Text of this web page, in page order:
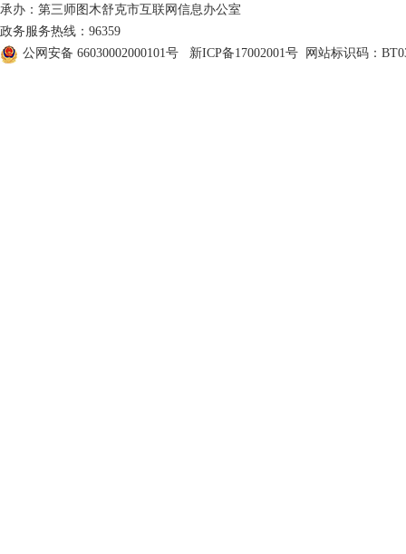
承办：第三师图木舒克市互联网信息办公室
政务服务热线：96359
公网安备 66030002000101号
新ICP备17002001号 网站标识码：